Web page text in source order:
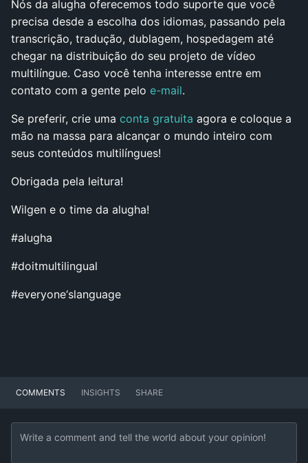
Nós da alugha oferecemos todo suporte que você
precisa desde a escolha dos idiomas, passando pela
transcrição, tradução, dublagem, hospedagem até
chegar na distribuição do seu projeto de vídeo
multilíngue. Caso você tenha interesse entre em
contato com a gente pelo e-mail.
Se preferir, crie uma conta gratuita agora e coloque a
mão na massa para alcançar o mundo inteiro com
seus conteúdos multilíngues!
Obrigada pela leitura!
Wilgen e o time da alugha!
#alugha
#doitmultilingual
#everyone‘slanguage
COMMENTS INSIGHTS SHARE